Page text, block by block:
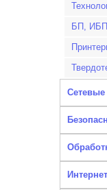
БП, ИБП
Сетевые